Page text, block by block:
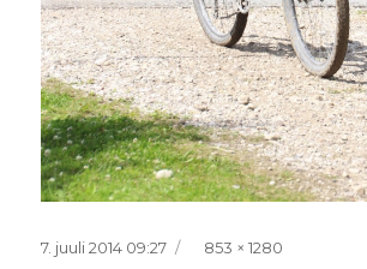
Postitatud
7. juuli 2014 09:27 Täissuurus
853 × 1280